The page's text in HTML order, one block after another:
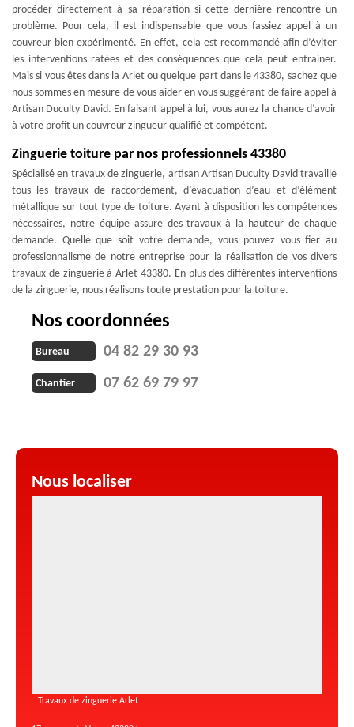
procéder directement à sa réparation si cette dernière rencontre un
problème. Pour cela, il est indispensable que vous fassiez appel à un
couvreur bien expérimenté. En effet, cela est recommandé afin d’éviter
les interventions ratées et des conséquences que cela peut entrainer.
Mais si vous êtes dans la Arlet ou quelque part dans le 43380, sachez que
nous sommes en mesure de vous aider en vous suggérant de faire appel à
Artisan Duculty David. En faisant appel à lui, vous aurez la chance d’avoir
à votre profit un couvreur zingueur qualifié et compétent.
Zinguerie toiture par nos professionnels 43380
Spécialisé en travaux de zinguerie, artisan Artisan Duculty David travaille
tous les travaux de raccordement, d’évacuation d’eau et d’élément
métallique sur tout type de toiture. Ayant à disposition les compétences
nécessaires, notre équipe assure des travaux à la hauteur de chaque
demande. Quelle que soit votre demande, vous pouvez vous fier au
professionnalisme de notre entreprise pour la réalisation de vos divers
travaux de zinguerie à Arlet 43380. En plus des différentes interventions
de la zinguerie, nous réalisons toute prestation pour la toiture.
Nos coordonnées
Bureau 04 82 29 30 93
Chantier 07 62 69 79 97
Nous localiser
Travaux de zinguerie Arlet